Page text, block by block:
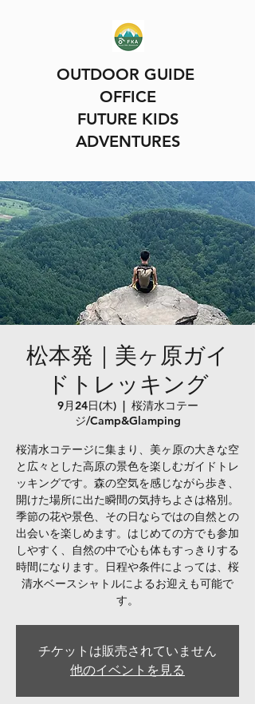
OUTDOOR GUIDE
OFFICE
FUTURE KIDS
ADVENTURES
松本発｜美ヶ原ガイ
ドトレッキング
9月24日(木)
  |
桜清水コテー
ジ/Camp&Glamping
桜清水コテージに集まり、美ヶ原の大きな空
と広々とした高原の景色を楽しむガイドトレ
ッキングです。森の空気を感じながら歩き、
開けた場所に出た瞬間の気持ちよさは格別。
季節の花や景色、その日ならではの自然との
出会いを楽しめます。はじめての方でも参加
しやすく、自然の中で心も体もすっきりする
時間になります。日程や条件によっては、桜
清水ベースシャトルによるお迎えも可能で
す。
チケットは販売されていません
他のイベントを見る